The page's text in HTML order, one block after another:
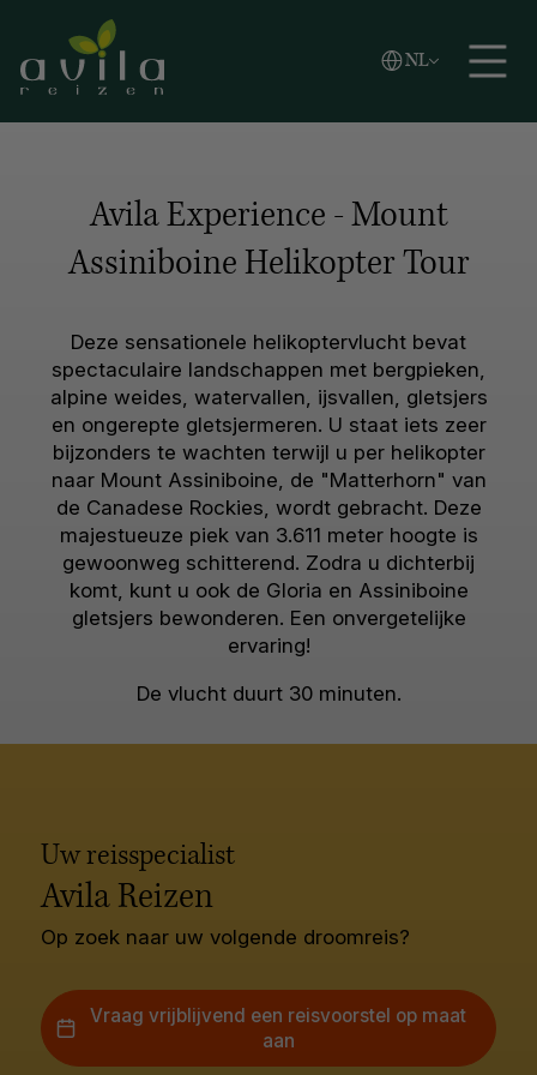
Zoeken
NL
Vlaams
English
Avila Experience - Mount
Assiniboine Helikopter Tour
Deze sensationele helikoptervlucht bevat
spectaculaire landschappen met bergpieken,
alpine weides, watervallen, ijsvallen, gletsjers
en ongerepte gletsjermeren. U staat iets zeer
bijzonders te wachten terwijl u per helikopter
naar Mount Assiniboine, de "Matterhorn" van
de Canadese Rockies, wordt gebracht. Deze
majestueuze piek van 3.611 meter hoogte is
gewoonweg schitterend. Zodra u dichterbij
komt, kunt u ook de Gloria en Assiniboine
gletsjers bewonderen. Een onvergetelijke
ervaring!
De vlucht duurt 30 minuten.
Uw reisspecialist
Avila Reizen
Op zoek naar uw volgende droomreis?
Vraag vrijblijvend een reisvoorstel op maat
aan